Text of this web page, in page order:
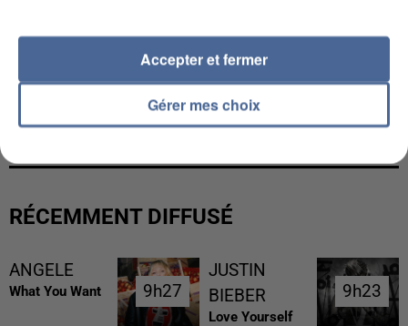
LES DONNÉES DE 300 000 CLIENTS DÉROBÉES À
INTERMARCHÉ APRÈS UNE...
RÉCEMMENT DIFFUSÉ
ANGELE
What You Want 9h27
9h27
JUSTIN
BIEBER
Love Yourself
9h23
9h23
Gérer mes choix
Accepter et fermer